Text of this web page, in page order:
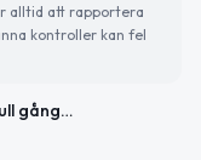
alltid att rapportera
kontroller kan fel
Hållbarhetsveckan i full gång – dagens evenemang och tips